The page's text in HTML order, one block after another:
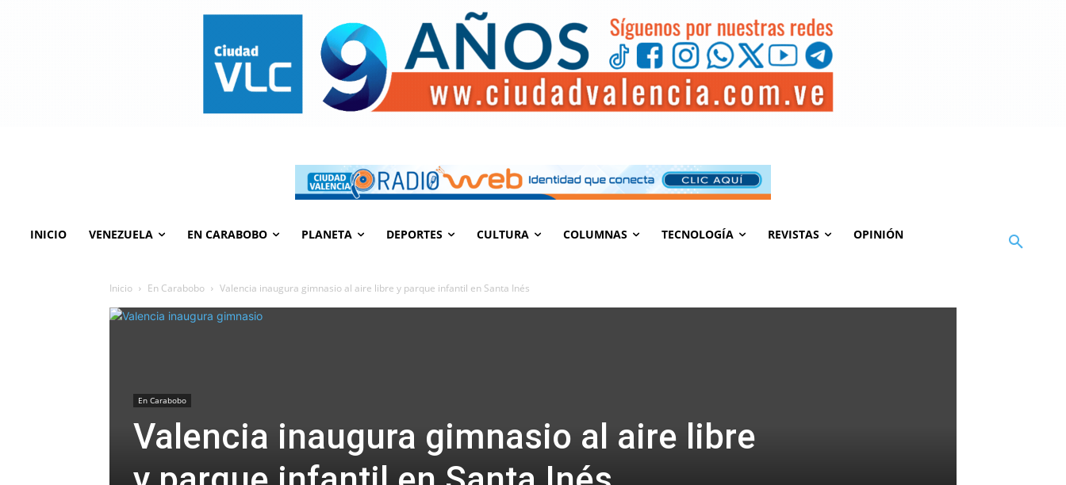
INICIO VENEZUELA EN CARABOBO PLANETA DEPORTES CULTURA COLUMNAS TECNOLOGÍA REVISTAS OPINIÓN
Inicio En Carabobo Valencia inaugura gimnasio al aire libre y parque infantil en Santa Inés
En Carabobo
Valencia inaugura gimnasio al aire libre